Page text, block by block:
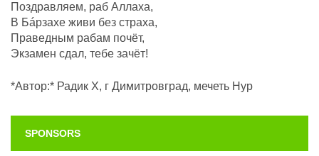
Поздравляем, раб Аллаха,
В Бáрзахе живи без страха,
Праведным рабам почëт,
Экзамен сдал, тебе зачёт!
*Автор:* Радик Х, г Димитровград, мечеть Нур
SPONSORS